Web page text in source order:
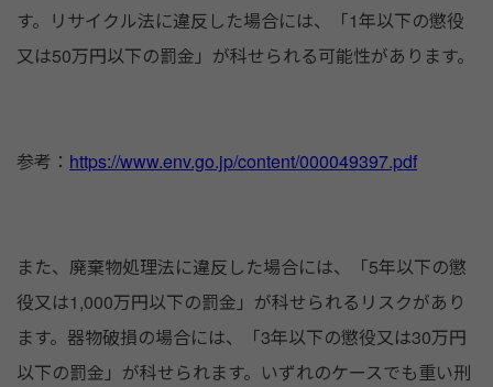
す。リサイクル法に違反した場合には、「1年以下の懲役
又は50万円以下の罰金」が科せられる可能性があります。
参考： https://www.env.go.jp/content/000049397.pdf
また、廃棄物処理法に違反した場合には、「5年以下の懲
役又は1,000万円以下の罰金」が科せられるリスクがあり
ます。器物破損の場合には、「3年以下の懲役又は30万円
以下の罰金」が科せられます。いずれのケースでも重い刑